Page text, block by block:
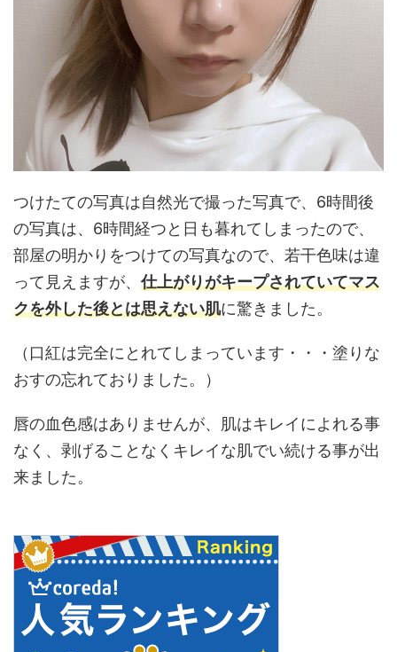
つけたての写真は自然光で撮った写真で、6時間後
の写真は、6時間経つと日も暮れてしまったので、
部屋の明かりをつけての写真なので、若干色味は違
って見えますが、 仕上がりがキープされていてマス
クを外した後とは思えない肌に驚きました。
（口紅は完全にとれてしまっています・・・塗りな
おすの忘れておりました。）
唇の血色感はありませんが、肌はキレイによれる事
なく、剥げることなくキレイな肌でい続ける事が出
来ました。